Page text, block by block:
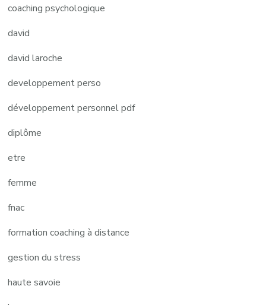
coaching psychologique
david
david laroche
developpement perso
développement personnel pdf
diplôme
etre
femme
fnac
formation coaching à distance
gestion du stress
haute savoie